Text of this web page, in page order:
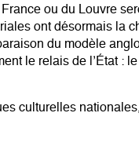
ou du Louvre
ont désormais la
du modèle
le relais de l’État :
culturelles